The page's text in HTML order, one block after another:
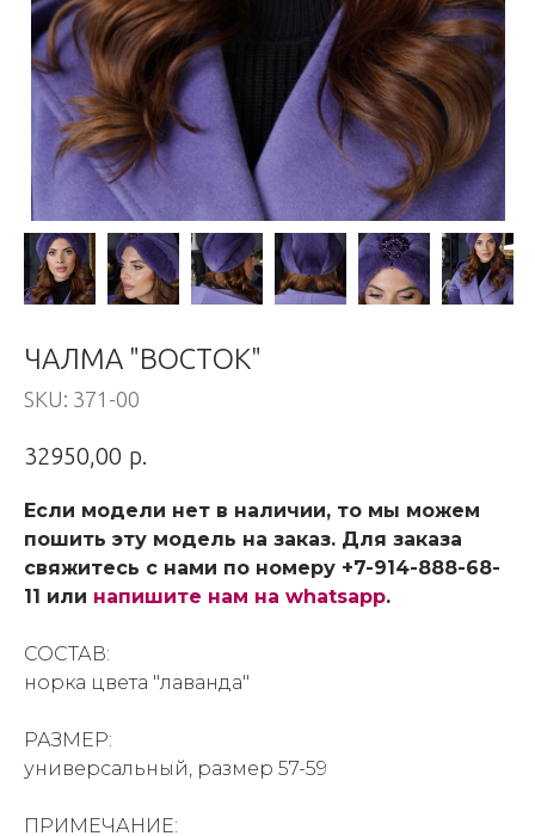
ЧАЛМА "ВОСТОК"
SKU: 371-00
32950,00 р.
Если модели нет в наличии, то мы можем
пошить эту модель на заказ. Для заказа
свяжитесь с нами по номеру +7-914-888-68-
11 или напишите нам на whatsapp.
СОСТАВ:
норка цвета "лаванда"
РАЗМЕР:
универсальный, размер 57-59
ПРИМЕЧАНИЕ: